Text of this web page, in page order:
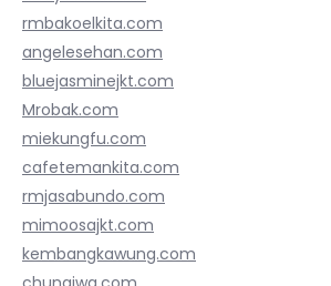
rmbakoelkita.com
angelesehan.com
bluejasminejkt.com
Mrobak.com
miekungfu.com
cafetemankita.com
rmjasabundo.com
mimoosajkt.com
kembangkawung.com